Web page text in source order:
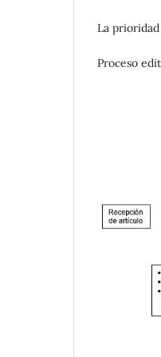
La
Proceso